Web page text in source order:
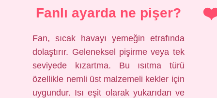
Fanlı ayarda ne pişer?
Fan, sıcak havayı yemeğin etrafında
dolaştırır. Geleneksel pişirme veya tek
seviyede kızartma. Bu ısıtma türü
özellikle nemli üst malzemeli kekler için
uygundur. Isı eşit olarak yukarıdan ve